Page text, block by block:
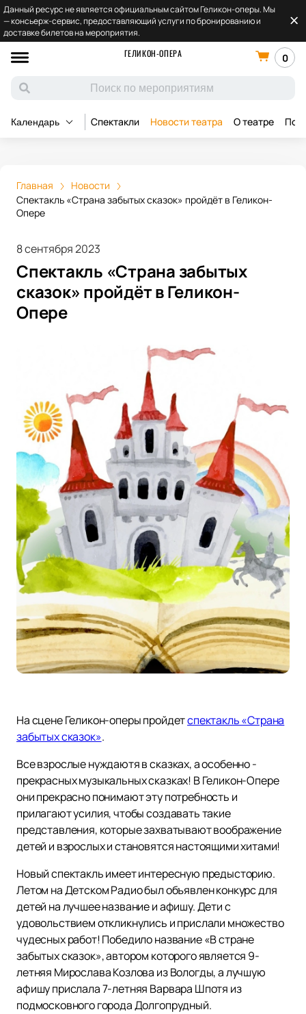
Данный ресурс не является официальным сайтом Геликон-оперы. Мы
— консьерж-сервис, предоставляющий услуги по бронированию и
доставке билетов на мероприятия.
ГЕЛИКОН-ОПЕРА
0
Календарь Спектакли Новости театра О театре
Главная
Новости
Спектакль «Страна забытых сказок» пройдёт в Геликон-
Опере
8 сентября 2023
Спектакль «Страна забытых
сказок» пройдёт в Геликон-
Опере
На сцене Геликон-оперы пройдетспектакль «Страна
забытых сказок».
Все взрослые нуждаютя в сказках, а особенно -
прекрасных музыкальных сказках! В Геликон-Опере
они прекрасно понимают эту потребность и
прилагают усилия, чтобы создавать такие
представления, которые захватывают воображение
детей и взрослых и становятся настоящими хитами!
Новый спектакль имеет интересную предысторию.
Летом на Детском Радио был объявлен конкурс для
детей на лучшее название и афишу. Дети с
удовольствием откликнулись и прислали множество
чудесных работ! Победило название «В стране
забытых сказок», автором которого является 9-
летняя Мирослава Козлова из Вологды, а лучшую
афишу прислала 7-летняя Варвара Шпотя из
подмосковного города Долгопрудный.